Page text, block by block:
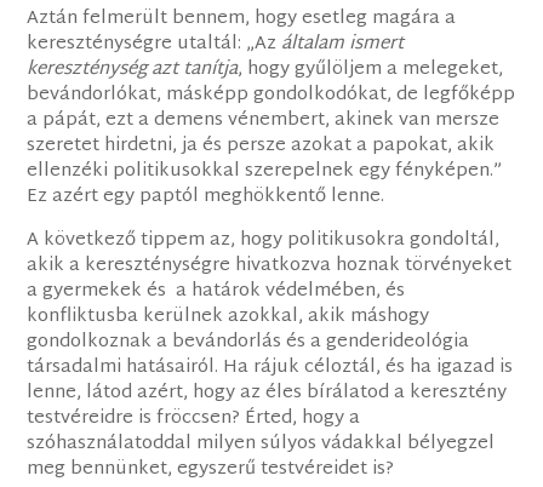
Aztán felmerült bennem, hogy esetleg magára a
kereszténységre utaltál: „Az általam ismert
kereszténység azt tanítja, hogy gyűlöljem a melegeket,
bevándorlókat, másképp gondolkodókat, de legfőképp
a pápát, ezt a demens vénembert, akinek van mersze
szeretet hirdetni, ja és persze azokat a papokat, akik
ellenzéki politikusokkal szerepelnek egy fényképen.”
Ez azért egy paptól meghökkentő lenne.
A következő tippem az, hogy politikusokra gondoltál,
akik a kereszténységre hivatkozva hoznak törvényeket
a gyermekek és a határok védelmében, és
konfliktusba kerülnek azokkal, akik máshogy
gondolkoznak a bevándorlás és a genderideológia
társadalmi hatásairól. Ha rájuk céloztál, és ha igazad is
lenne, látod azért, hogy az éles bírálatod a keresztény
testvéreidre is fröccsen? Érted, hogy a
szóhasználatoddal milyen súlyos vádakkal bélyegzel
meg bennünket, egyszerű testvéreidet is?